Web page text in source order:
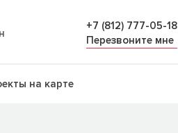
+7 (812) 777-05-18
Перезвоните мне
на карте